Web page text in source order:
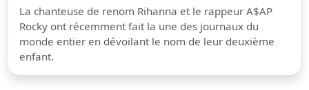
La chanteuse de renom Rihanna et le rappeur A$AP
Rocky ont récemment fait la une des journaux du
monde entier en dévoilant le nom de leur deuxième
enfant.